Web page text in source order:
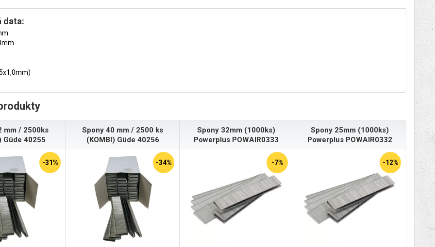
data:
mm / 2500ks
Güde 40255
-31%
Spony 40 mm / 2500 ks
(KOMBI) Güde 40256
-34%
Spony 32mm (1000ks)
Powerplus POWAIR0333
-7%
Spony 25mm (1000ks)
Powerplus POWAIR0332
-12%